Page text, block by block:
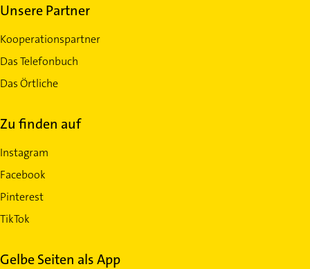
Unsere Partner
Kooperationspartner
Das Telefonbuch
Das Örtliche
Zu finden auf
Instagram
Facebook
Pinterest
TikTok
Gelbe Seiten als App